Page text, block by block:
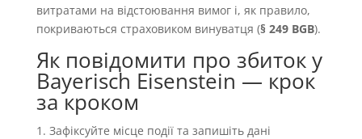
витратами на відстоювання вимог і, як правило,
покриваються страховиком винуватця (§ 249 BGB).
Як повідомити про збиток у
Bayerisch Eisenstein — крок
за кроком
Зафіксуйте місце події та запишіть дані